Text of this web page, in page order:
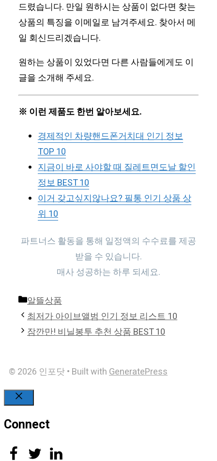
드렸습니다. 만일 원하시는 상품이 없다면 찾는
상품의 특징을 이메일로 남겨주세요. 찾아서 메
일 회신드리겠습니다.
원하는 상품이 있었다면 다른 사람들에게도 이
글을 소개해 주세요.
※ 이런 제품도 한번 알아보세요.
경제적인 차량핸드폰거치대 인기 정보
TOP 10
지금이 바로 사야할 때 질레트면도날 할인
정보 BEST 10
이거 갖고싶지않나요? 필통 인기 상품 상
위 10
파트너스 활동을 통해 일정액의 수수료를 제공
받을 수 있습니다.
매사 성공하는 하루 되세요.
Categories
알뜰상품
최저가 아이브앨범 인기 정보 리스트 10
잠깐만! 비닐봉투 추천 상품 BEST 10
© 2026 인포닷• Built withGeneratePress
Connect